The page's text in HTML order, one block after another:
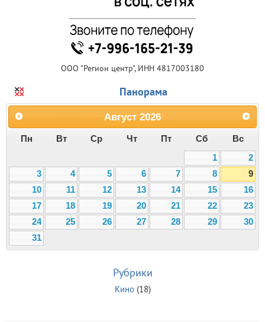
ООО "Регион центр", ИНН 4817003180
Панорама
Август 2026
Пн Вт Ср Чт Пт Сб
Вс
1
2
3
4 5 6 7 8
9
10
11 12 13 14 15
16
17
18 19 20 21 22
23
24
25 26 27 28 29
30
31
Рубрики
Кино(18)